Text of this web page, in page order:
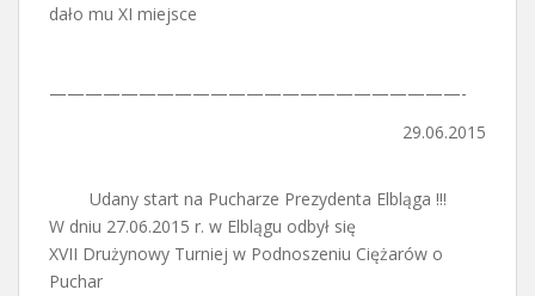
dało mu XI miejsce
———————————————————————-
29.06.2015
Udany start na Pucharze Prezydenta Elbląga !!!
W dniu 27.06.2015 r. w Elblągu odbył się
XVII Drużynowy Turniej w Podnoszeniu Ciężarów o
Puchar